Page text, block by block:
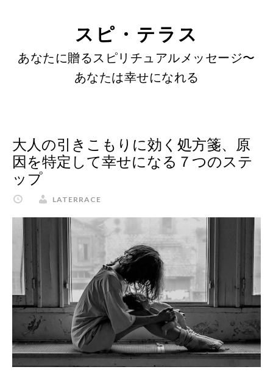
sidebar
スピ・テラス
あなたに贈るスピリチュアルメッセージ〜
あなたは幸せになれる
大人の引きこもりに効く処方箋、原
因を特定して幸せになる７つのステ
ップ
LATERRACE